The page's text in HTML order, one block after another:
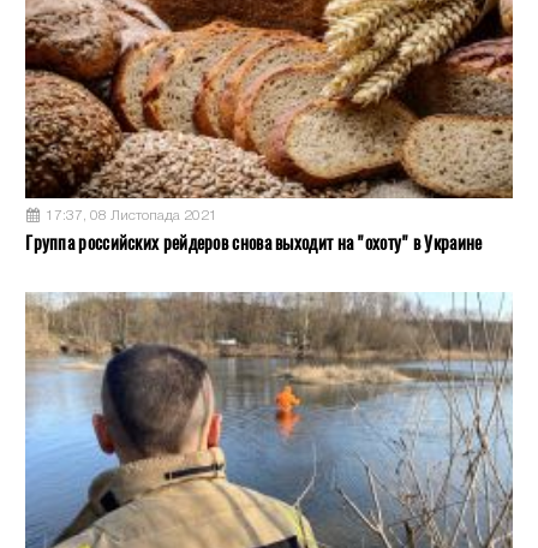
17:37, 08 Листопада 2021
Группа российских рейдеров снова выходит на "охоту" в Украине